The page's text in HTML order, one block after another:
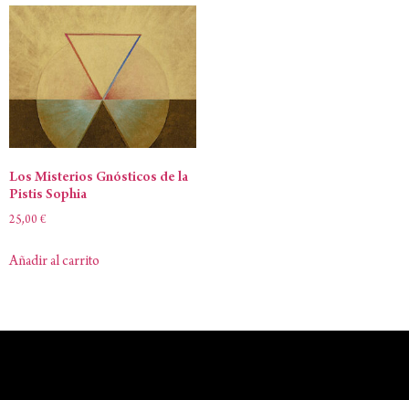
Los Misterios Gnósticos de la
Pistis Sophia
25,00 €
Añadir al carrito